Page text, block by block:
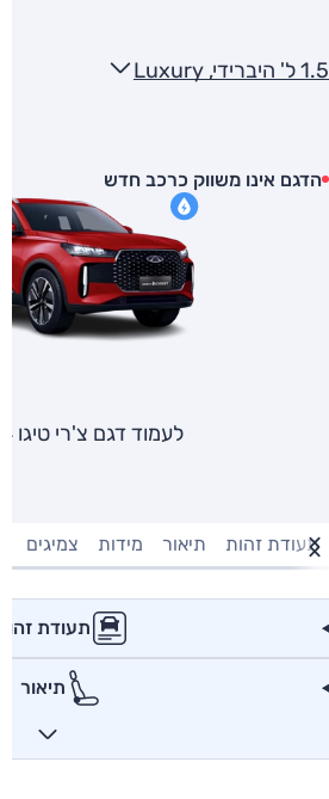
1.5 ל' היברידי, Luxury
הדגם אינו משווק כרכב חדש
לעמוד דגם צ'רי טיגו 4 פרו
תעודת זהות תיאור מידות צמיגים
תעודת זהות
תיאור